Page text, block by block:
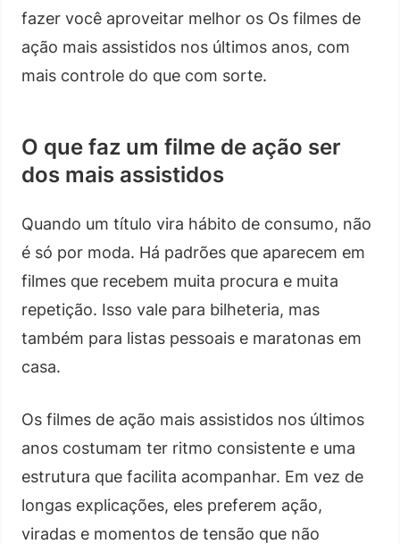
fazer você aproveitar melhor os Os filmes de
ação mais assistidos nos últimos anos, com
mais controle do que com sorte.
O que faz um filme de ação ser
dos mais assistidos
Quando um título vira hábito de consumo, não
é só por moda. Há padrões que aparecem em
filmes que recebem muita procura e muita
repetição. Isso vale para bilheteria, mas
também para listas pessoais e maratonas em
casa.
Os filmes de ação mais assistidos nos últimos
anos costumam ter ritmo consistente e uma
estrutura que facilita acompanhar. Em vez de
longas explicações, eles preferem ação,
viradas e momentos de tensão que não